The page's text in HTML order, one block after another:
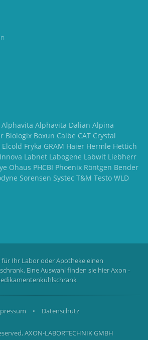
Alphavita Dalian Alpina
Biologix Boxun Calbe CAT Crystal
Fryka GRAM Haier Hermle Hettich
Labnet Labogene Labwit Liebherr
Ohaus PHCBI Phoenix Röntgen Bender
Sorensen Systec T&M Testo WLD
für Ihr Labor oder Apotheke einen
Eine Auswahl finden sie hierAxon -
• Datenschutz
AXON-LABORTECHNIK GMBH